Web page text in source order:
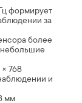
формирует
за
более
небольшие
768
и
мм